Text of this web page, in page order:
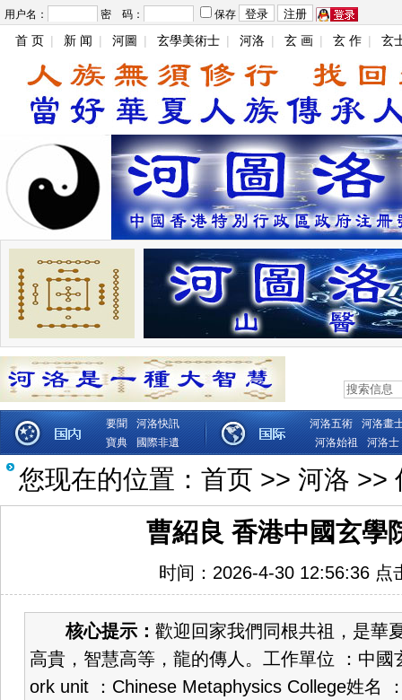
用户名： 密 码： 保存
首 页 | 新 闻 | 河圖 | 玄學美術士 | 河洛 | 玄 画 | 玄 作 | 玄
要聞
河洛快訊
寶典
國際非遺
河洛五術
河洛畫
河洛始祖
河洛士
您现在的位置： 首页 >> 河洛 >>
曹紹良 香港中國玄學
时间：2026-4-30 12:56:36 点
核心提示： 歡迎回家我們同根共祖，是華
高貴，智慧高等，龍的傳人。工作單位 ：中國
ork unit ：Chinese Metaphysics College姓名